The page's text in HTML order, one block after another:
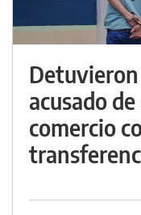
acusado
comercio